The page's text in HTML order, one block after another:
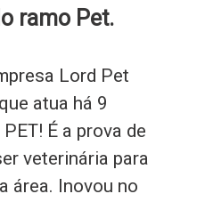
ramo Pet.
Lord Pet
atua há 9
É a prova de
veterinária para
área. Inovou no